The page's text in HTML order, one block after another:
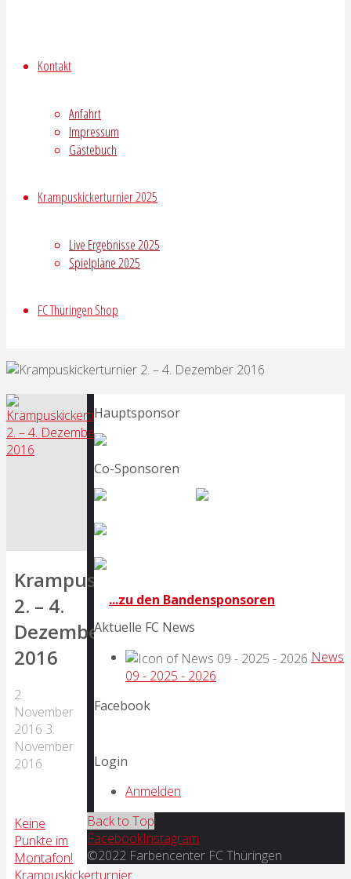
Kontakt
Anfahrt
Impressum
Gästebuch
Krampuskickerturnier 2025
Live Ergebnisse 2025
Spielpläne 2025
FC Thüringen Shop
Krampuskickerturnier
2. – 4.
Dezember
2016
2.
November
2016 3.
November
2016
Keine
Punkte im
Montafon!
Krampuskickerturnier
Hauptsponsor
Co-Sponsoren
...zu den Bandensponsoren
Aktuelle FC News
News
09 - 2025 - 2026
Facebook
Login
Anmelden
Back to Top
FacebookInstagram
©2022 Farbencenter FC Thüringen